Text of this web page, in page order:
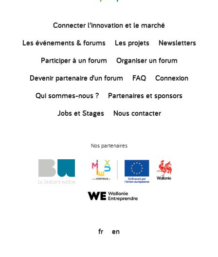
Connecterl’innovationet le marché
Les événements & forums
Les projets
Newsletters
Participer à un forum
Organiser un forum
Devenir partenaire d’un forum
FAQ
Connexion
Qui sommes-nous ?
Partenaires et sponsors
Jobs et Stages
Nous contacter
Nos partenaires
fr en